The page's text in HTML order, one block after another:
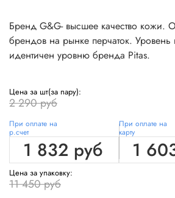
Бренд G&G- высшее качество кожи.
брендов на рынке перчаток.
идентичен уровню бренда Pitas.
Цена за шт(за пару):
2 290 руб
При оплате на
р.счет
1 832 руб
При оплате на
карту
1
Цена за упаковку:
11 450 руб